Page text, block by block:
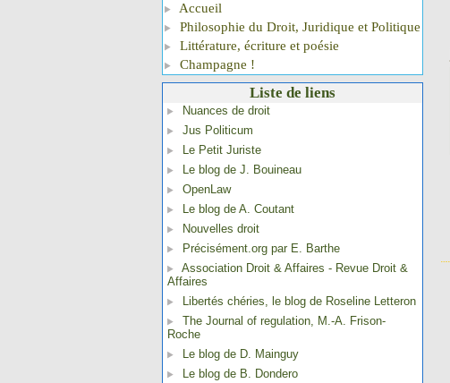
Accueil
Philosophie du Droit, Juridique et Politique
Littérature, écriture et poésie
Champagne !
Liste de liens
Nuances de droit
Jus Politicum
Le Petit Juriste
Le blog de J. Bouineau
OpenLaw
Le blog de A. Coutant
Nouvelles droit
Précisément.org par E. Barthe
Association Droit & Affaires - Revue Droit &
Affaires
Libertés chéries, le blog de Roseline Letteron
The Journal of regulation, M.-A. Frison-
Roche
Le blog de D. Mainguy
Le blog de B. Dondero